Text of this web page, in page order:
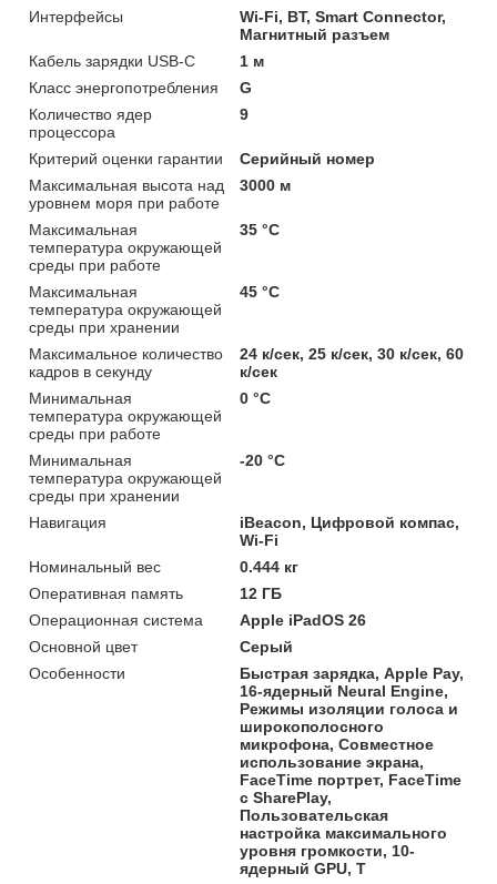
Интерфейсы
Wi-Fi, BT, Smart Connector,
Магнитный разъем
Кабель зарядки USB-C
1 м
Класс энергопотребления
G
Количество ядер
процессора
9
Критерий оценки гарантии
Серийный номер
Максимальная высота над
уровнем моря при работе
3000 м
Максимальная
температура окружающей
среды при работе
35 °C
Максимальная
температура окружающей
среды при хранении
45 °C
Максимальное количество
кадров в секунду
24 к/сек, 25 к/сек, 30 к/сек, 60
к/сек
Минимальная
температура окружающей
среды при работе
0 °C
Минимальная
температура окружающей
среды при хранении
-20 °C
Навигация
iBeacon, Цифровой компас,
Wi-Fi
Номинальный вес
0.444 кг
Оперативная память
12 ГБ
Операционная система
Apple iPadOS 26
Основной цвет
Серый
Особенности
Быстрая зарядка, Apple Pay,
16-ядерный Neural Engine,
Режимы изоляции голоса и
широкополосного
микрофона, Совместное
использование экрана,
FaceTime портрет, FaceTime
с SharePlay,
Пользовательская
настройка максимального
уровня громкости, 10-
ядерный GPU, Т